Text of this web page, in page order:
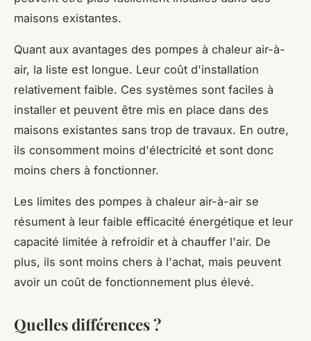
maisons existantes.
Quant aux avantages des pompes à chaleur air-à-
air, la liste est longue. Leur coût d'installation
relativement faible. Ces systèmes sont faciles à
installer et peuvent être mis en place dans des
maisons existantes sans trop de travaux. En outre,
ils consomment moins d'électricité et sont donc
moins chers à fonctionner.
Les limites des pompes à chaleur air-à-air se
résument à leur faible efficacité énergétique et leur
capacité limitée à refroidir et à chauffer l'air. De
plus, ils sont moins chers à l'achat, mais peuvent
avoir un coût de fonctionnement plus élevé.
Quelles différences ?